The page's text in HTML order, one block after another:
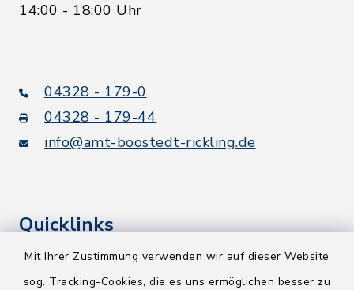
Mit Ihrer Zustimmung verwenden wir auf dieser Website
sog. Tracking-Cookies, die es uns ermöglichen besser zu
14:00 - 18:00 Uhr
04328 - 179-0
04328 - 179-44
info@amt-boostedt-rickling.de
Quicklinks
Kreis Segeberg